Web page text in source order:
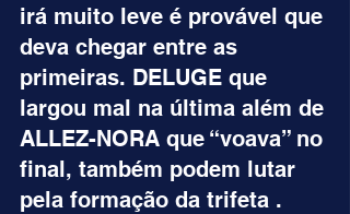
irá muito leve é provável que
deva chegar entre as
primeiras. DELUGE que
largou mal na última além de
ALLEZ-NORA que “voava” no
final, também podem lutar
pela formação da trifeta .